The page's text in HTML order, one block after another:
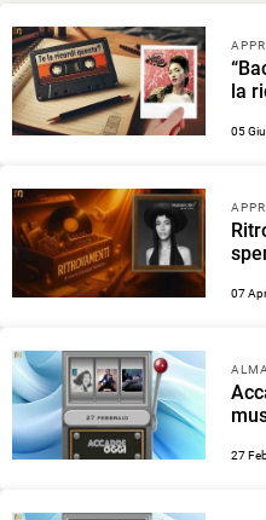
la
05
07
27